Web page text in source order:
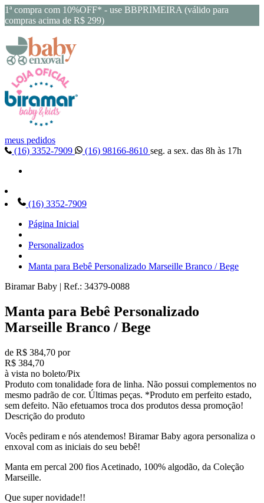
1ª compra com 10%OFF* - use BBPRIMEIRA (válido para
compras acima de R$ 299)
meus pedidos
(16) 3352-7909
(16) 98166-8610 seg. a sex. das 8h às 17h
(16) 3352-7909
Página Inicial
Personalizados
Manta para Bebê Personalizado Marseille Branco / Bege
Biramar Baby | Ref.: 34379-0088
Manta para Bebê Personalizado
Marseille Branco / Bege
de R$ 384,70 por
R$ 384,70
à vista no boleto/Pix
Produto com tonalidade fora de linha. Não possui complementos no
mesmo padrão de cor. Últimas peças. *Produto em perfeito estado,
sem defeito. Não efetuamos troca dos produtos dessa promoção!
Descrição do produto
Vocês pediram e nós atendemos! Biramar Baby agora personaliza o
enxoval com as iniciais do seu bebê!
Manta em percal 200 fios Acetinado, 100% algodão, da Coleção
Marseille.
Que super novidade!!